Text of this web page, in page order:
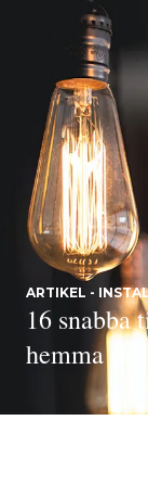
ARTIKEL -
16 snabba
hemma